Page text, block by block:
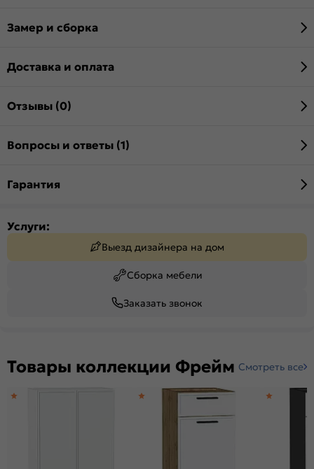
Замер и сборка
Доставка и оплата
Отзывы (0)
Вопросы и ответы (1)
Гарантия
Услуги:
Выезд дизайнера на дом
Сборка мебели
Заказать звонок
Товары коллекции Фрейм Смотреть все